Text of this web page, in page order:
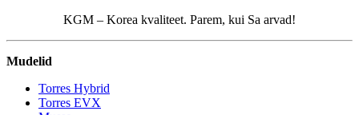
KGM – Korea kvaliteet. Parem, kui Sa arvad!
Mudelid
Torres Hybrid
Torres EVX